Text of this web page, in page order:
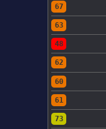
67
63
48
62
60
61
73